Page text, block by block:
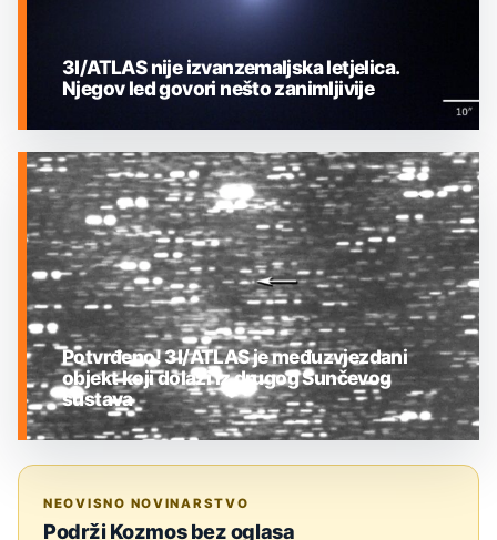
MEĐUZVJEZDANI OBJEKTI
3I/ATLAS nije izvanzemaljska letjelica.
Njegov led govori nešto zanimljivije
Potvrđeno! 3I/ATLAS je međuzvjezdani
objekt koji dolazi iz drugog Sunčevog
sustava
NEOVISNO NOVINARSTVO
Podrži Kozmos bez oglasa